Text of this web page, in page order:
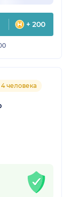
+ 200
человека